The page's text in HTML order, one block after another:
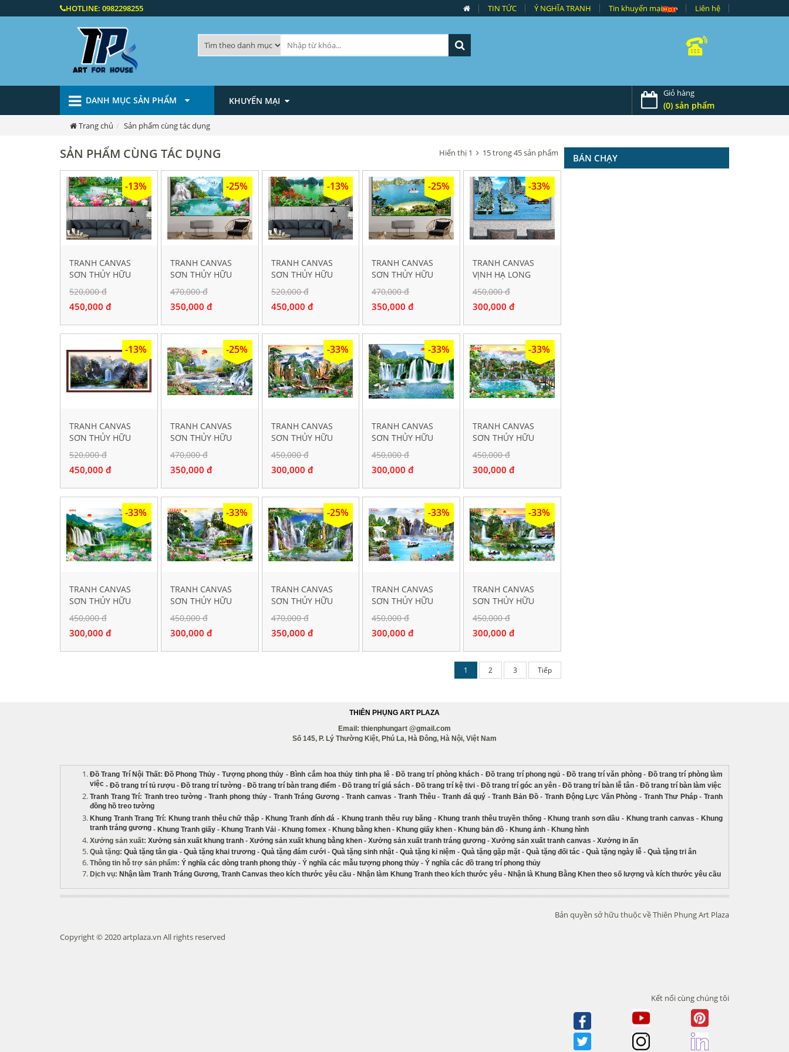
HOTLINE: 0982298255 TIN TỨC Ý NGHĨA TRANH Tin khuyến mại Liên hệ
DANH MỤC SẢN PHẨM KHUYẾN MẠI
Giỏ hàng
(0) sản phẩm
Trang chủ Sản phẩm cùng tác dụng
SẢN PHẨM CÙNG TÁC DỤNG Hiển thị 1 15 trong 45 sản phẩm
-13%
TRANH CANVAS
SƠN THỦY HỮU
TÌNH 2875
520,000 đ
450,000 đ
-25%
TRANH CANVAS
SƠN THỦY HỮU
TÌNH 2945
470,000 đ
350,000 đ
-13%
TRANH CANVAS
SƠN THỦY HỮU
TÌNH 3048
520,000 đ
450,000 đ
-25%
TRANH CANVAS
SƠN THỦY HỮU
TÌNH 3446
470,000 đ
350,000 đ
-33%
TRANH CANVAS
VỊNH HẠ LONG
3447
450,000 đ
300,000 đ
-13%
TRANH CANVAS
SƠN THỦY HỮU
TÌNH 216
520,000 đ
450,000 đ
-25%
TRANH CANVAS
SƠN THỦY HỮU
TÌNH 006
470,000 đ
350,000 đ
-33%
TRANH CANVAS
SƠN THỦY HỮU
TÌNH 200016
450,000 đ
300,000 đ
-33%
TRANH CANVAS
SƠN THỦY HỮU
TÌNH 50350
450,000 đ
300,000 đ
-33%
TRANH CANVAS
SƠN THỦY HỮU
TÌNH 30680
450,000 đ
300,000 đ
-33%
TRANH CANVAS
SƠN THỦY HỮU
TÌNH 50014
450,000 đ
300,000 đ
-33%
TRANH CANVAS
SƠN THỦY HỮU
TÌNH 30640
450,000 đ
300,000 đ
-25%
TRANH CANVAS
SƠN THỦY HỮU
TÌNH 30372
470,000 đ
350,000 đ
-33%
TRANH CANVAS
SƠN THỦY HỮU
TÌNH 30291
450,000 đ
300,000 đ
-33%
TRANH CANVAS
SƠN THỦY HỮU
TÌNH 30194
450,000 đ
300,000 đ
1 2 3 Tiếp
BÁN CHẠY
THIÊN PHỤNG ART PLAZA
Email: thienphungart @gmail.com
Số 145, P. Lý Thường Kiệt, Phú La, Hà Đông, Hà Nội, Việt Nam
Đồ Trang Trí Nội Thất: Đồ Phong Thủy- Tượng phong thủy - Bình cắm hoa thủy tinh pha lê-Đồ trang trí phòng khách- Đồ trang trí phong ngủ -Đồ trang trí văn phòng- Đồ trang trí phòng làm
việc - Đồ trang trí tủ rượu - Đồ trang trí tường - Đồ trang trí bàn trang điểm - Đồ trang trí giá sách - Đồ trang trí kệ tivi - Đồ trang trí góc an yên - Đồ trang trí bàn lễ tân - Đồ trang trí bàn làm việc
Tranh Trang Trí: Tranh treo tường -Tranh phong thủy- Tranh Tráng Gương -Tranh canvas -Tranh Thêu- Tranh đá quý -Tranh Bản Đồ- Tranh Động Lực Văn Phòng - Tranh Thư Pháp-Tranh
đồng hồ treo tường
Khung Tranh Trang Trí: Khung tranh thêu chữ thập - Khung Tranh đính đá - Khung tranh thêu ruy băng - Khung tranh thêu truyền thống - Khung tranh sơn dầu - Khung tranh canvas - Khung
tranh tráng gương - Khung Tranh giấy - Khung Tranh Vải - Khung fomex - Khung bằng khen - Khung giấy khen - Khung bản đồ - Khung ảnh - Khung hình
Xưởng sản xuất: Xưởng sản xuất khung tranh - Xưởng sản xuất khung bằng khen - Xưởng sản xuất tranh tráng gương - Xưởng sản xuất tranh canvas - Xưởng in ấn
Quà tặng: Quà tặng tân gia - Quà tặng khai trương - Quà tặng đám cưới - Quà tặng sinh nhật - Quà tặng kỉ niệm - Quà tặng gặp mặt - Quà tặng đối tác - Quà tặng ngày lễ - Quà tặng tri ân
Thông tin hỗ trợ sản phẩm: Ý nghĩa các dòng tranh phong thủy - Ý nghĩa các mẫu tượng phong thủy - Ý nghĩa các đồ trang trí phong thủy
Dịch vụ: Nhận làm Tranh Tráng Gương, Tranh Canvas theo kích thước yêu cầu - Nhận làm Khung Tranh theo kích thước yêu - Nhận là Khung Bằng Khen theo số lượng và kích thước yêu cầu
Copyright © 2020 artplaza.vn All rights reserved
Bản quyền sở hữu thuộc về Thiên Phụng Art Plaza
Kết nối cùng chúng tôi